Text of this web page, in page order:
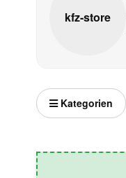
kfz-store
Kategorien